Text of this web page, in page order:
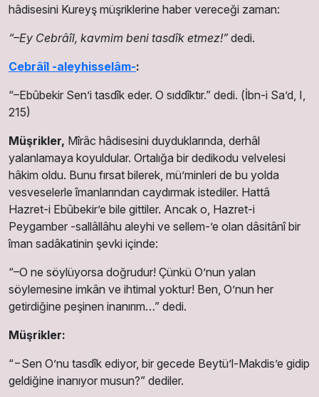
hâdisesini Kureyş müşriklerine haber vereceği zaman:
“–Ey Cebrâîl, kavmim beni tasdîk etmez!”dedi.
Cebrâîl -aleyhisselâm-:
“–Ebûbekir Sen’i tasdîk eder. O sıddîktır.” dedi. (İbn-i Sa’d, I,
215)
Müşrikler, Mîrâc hâdisesini duyduklarında, derhâl
yalanlamaya koyuldular. Ortalığa bir dedikodu velvelesi
hâkim oldu. Bunu fırsat bilerek, mü’minleri de bu yolda
vesveselerle îmanlarından caydırmak istediler. Hattâ
Hazret-i Ebûbekir’e bile gittiler. Ancak o, Hazret-i
Peygamber -sallâllâhu aleyhi ve sellem-’e olan dâsitânî bir
îman sadâkatinin şevki içinde:
“–O ne söylüyorsa doğrudur! Çünkü O’nun yalan
söylemesine imkân ve ihtimal yoktur! Ben, O’nun her
getirdiğine peşinen inanırım…” dedi.
Müşrikler:
“−Sen O’nu tasdîk ediyor, bir gecede Beytü’l-Makdis’e gidip
geldiğine inanıyor musun?” dediler.